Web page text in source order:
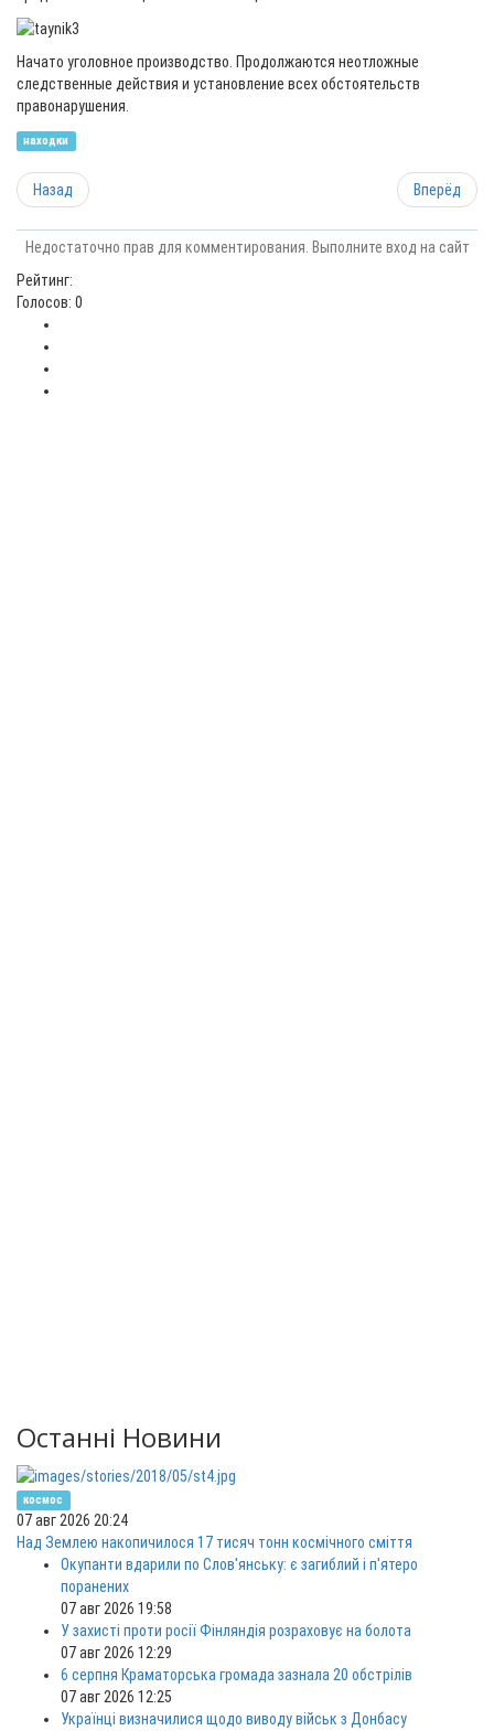
Начато уголовное производство. Продолжаются неотложные
следственные действия и установление всех обстоятельств
правонарушения.
находки
Назад Вперёд
Недостаточно прав для комментирования. Выполните вход на сайт
Рейтинг:
Голосов: 0
Останні Новини
космос
07 авг 2026 20:24
Над Землею накопичилося 17 тисяч тонн космічного сміття
Окупанти вдарили по Слов'янську: є загиблий і п'ятеро
поранених
07 авг 2026 19:58
У захисті проти росії Фінляндія розраховує на болота
07 авг 2026 12:29
6 серпня Краматорська громада зазнала 20 обстрілів
07 авг 2026 12:25
Українці визначилися щодо виводу військ з Донбасу